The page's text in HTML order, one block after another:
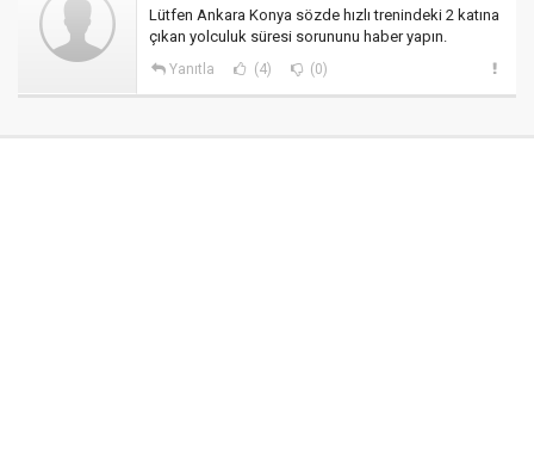
Lütfen Ankara Konya sözde hızlı trenindeki 2 katına
çıkan yolculuk süresi sorununu haber yapın.
Yanıtla (4) (0)